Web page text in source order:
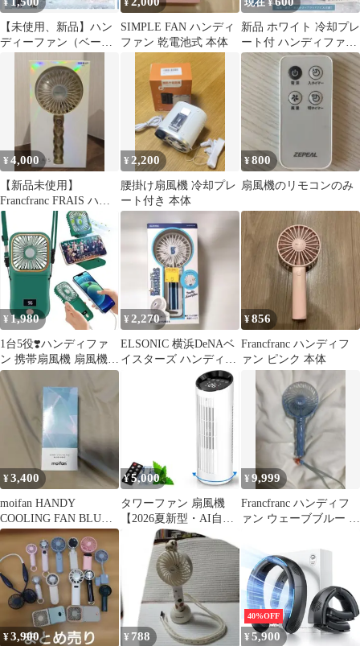
¥
【未使用、新品】ハン
ディーファン（ベージ
ュ）2個セット
¥
SIMPLE FAN ハンディ
ファン 乾電池式 本体
現在 ¥
新品 ホワイト 冷却プレ
ート付 ハンディファン
扇風機 ポータブル
¥4,000
【新品未使用】
Francfranc FRAIS ハン
ディファン イエロー
¥ 2,200
腰掛け扇風機 冷却プレ
ート付き 本体
¥800
扇風機のリモコンのみ
¥ 1,980
1台5役❣️ハンディファ
ン 携帯扇風機 扇風機
ハンディ コンパクト ミ
ニ扇風機
¥2,270
ELSONIC 横浜DeNAベ
イスターズ ハンディフ
¥856
Francfranc ハンディフ
ァン ピンク 本体
¥3,400
moifan HANDY
COOLING FAN BLUE
NIGHT
¥5,000
タワーファン 扇風機
【2026夏新型・AI自動
風・風量4段階】羽根な
¥9,999
Francfranc ハンディフ
ァン ウェーブブルー 本
¥3,900 ¥ 788
40%OFF
¥5,900